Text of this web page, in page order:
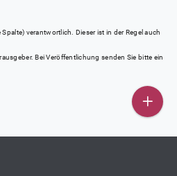
verantwortlich. Dieser ist in der Regel auch
Bei Veröffentlichung senden Sie bitte ein